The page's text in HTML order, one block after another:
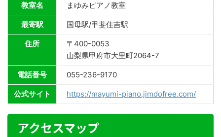
教室名 まゆみピアノ教室
最寄駅 国母駅/甲斐住吉駅
住所
〒400-0053
山梨県甲府市大里町2064-7
電話番号 055-236-9170
公式サイト https://mayumi-piano.jimdofree.com/
アクセスマップ